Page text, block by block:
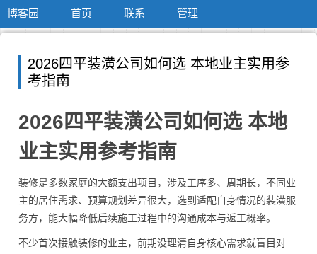
博客园 首页 联系 管理
2026四平装潢公司如何选 本地业主实用参
考指南
2026四平装潢公司如何选 本地
业主实用参考指南
装修是多数家庭的大额支出项目，涉及工序多、周期长，不同业
主的居住需求、预算规划差异很大，选到适配自身情况的装潢服
务方，能大幅降低后续施工过程中的沟通成本与返工概率。
不少首次接触装修的业主，前期没理清自身核心需求就盲目对